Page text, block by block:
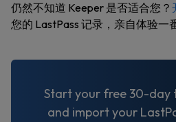
仍然不知道 Keeper 是否适合您？
您的 LastPass 记录，亲自体验一
Start your free 30-day
and import your